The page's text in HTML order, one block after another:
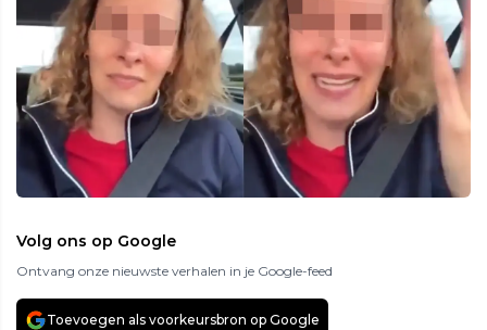
Volg ons op Google
Ontvang onze nieuwste verhalen in je Google-feed
Toevoegen als voorkeursbron op Google